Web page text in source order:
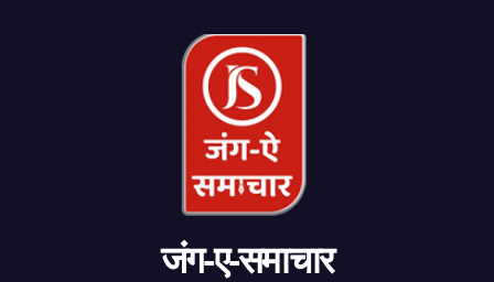
जंग-ए-समाचार